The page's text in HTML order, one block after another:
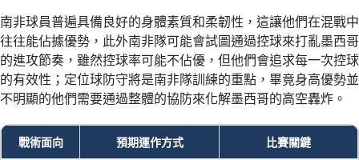
南非球員普遍具備良好的身體素質和柔韌性，這讓他們在混戰中
往往能佔據優勢，此外南非隊可能會試圖通過控球來打亂墨西哥
的進攻節奏，雖然控球率可能不佔優，但他們會追求每一次控球
的有效性；定位球防守將是南非隊訓練的重點，畢竟身高優勢並
不明顯的他們需要通過整體的協防來化解墨西哥的高空轟炸。
戰術面向 預期運作方式 比賽關鍵